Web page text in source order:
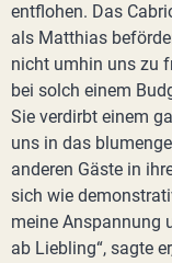
entflohen. Das
als Matthias
nicht umhin uns zu
bei solch einem
Sie verdirbt einem
uns in das
anderen Gäste in
sich wie
meine Anspannung
ab Liebling“, sagte